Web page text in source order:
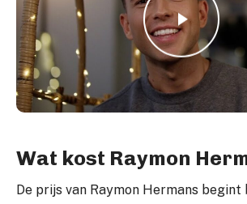
Wat kost Raymon
De prijs van Raymon Hermans